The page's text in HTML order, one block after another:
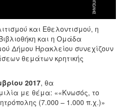
και Εθελοντισμού, η
και η Ομάδα
Δήμου Ηρακλείου συνεχίζουν
θεμάτων κρητικής
2017, θα
με θέμα: ««Κνωσός, το
(7.000 – 1.000 π.χ.)»